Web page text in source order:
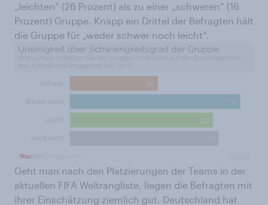
„leichten“ (26 Prozent) als zu einer „schweren“ (16
Prozent) Gruppe. Knapp ein Drittel der Befragten hält
die Gruppe für „weder schwer noch leicht“.
Geht man nach den Platzierungen der Teams in der
aktuellen FIFA Weltrangliste, liegen die Befragten mit
ihrer Einschätzung ziemlich gut. Deutschland hat